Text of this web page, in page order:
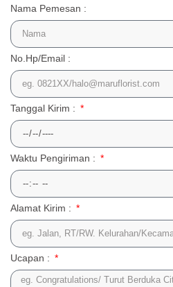
Nama Pemesan :
No.Hp/Email :
Tanggal Kirim :
Waktu Pengiriman :
Alamat Kirim :
Ucapan :